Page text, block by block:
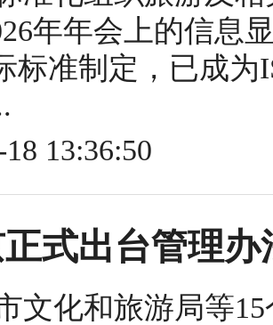
年年会上的信息
标准制定，已成为
13:36:50
式出台管理
文化和旅游局等